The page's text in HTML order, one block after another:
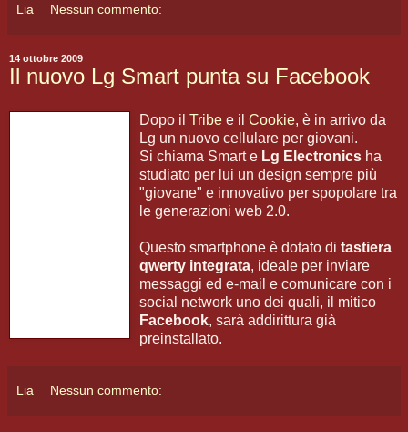
Lia Nessun commento:
14 ottobre 2009
Il nuovo Lg Smart punta su Facebook
Dopo il Tribe e il Cookie, è in arrivo da
Lg un nuovo cellulare per giovani.
Si chiama Smart e Lg Electronics ha
studiato per lui un design sempre più
"giovane" e innovativo per spopolare tra
le generazioni web 2.0.
Questo smartphone è dotato di tastiera
qwerty integrata, ideale per inviare
messaggi ed e-mail e comunicare con i
social network uno dei quali, il mitico
Facebook, sarà addirittura già
preinstallato.
Lia Nessun commento: